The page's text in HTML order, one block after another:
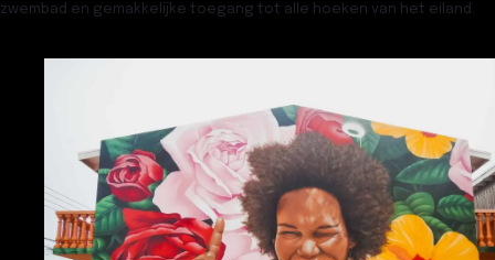
zwembad en gemakkelijke toegang tot alle hoeken van het eiland.